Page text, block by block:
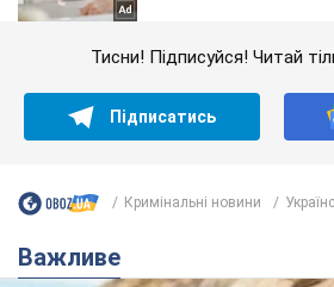
Тисни! Підписуйся! Читай
Підписатись
Кримінальні новини
Важливе